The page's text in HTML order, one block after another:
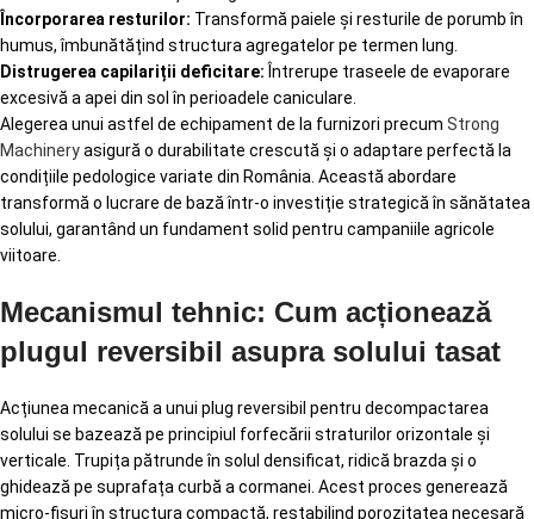
Încorporarea resturilor: Transformă paiele și resturile de porumb în
humus, îmbunătățind structura agregatelor pe termen lung.
Distrugerea capilariții deficitare: Întrerupe traseele de evaporare
excesivă a apei din sol în perioadele caniculare.
Alegerea unui astfel de echipament de la furnizori precum Strong
Machineryasigură o durabilitate crescută și o adaptare perfectă la
condițiile pedologice variate din România. Această abordare
transformă o lucrare de bază într-o investiție strategică în sănătatea
solului, garantând un fundament solid pentru campaniile agricole
viitoare.
Mecanismul tehnic: Cum acționează
plugul reversibil asupra solului tasat
Acțiunea mecanică a unui plug reversibil pentru decompactarea
solului se bazează pe principiul forfecării straturilor orizontale și
verticale. Trupița pătrunde în solul densificat, ridică brazda și o
ghidează pe suprafața curbă a cormanei. Acest proces generează
micro-fisuri în structura compactă, restabilind porozitatea necesară